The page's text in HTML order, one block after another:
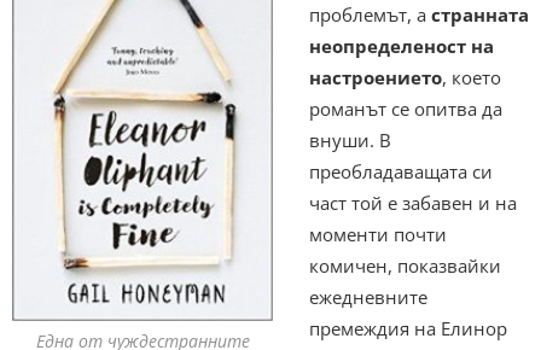
Една от чуждестранните
проблемът, а странната
неопределеност на
настроението, което
романът се опитва да
внуши. В
преобладаващата си
част той е забавен и на
моменти почти
комичен, показвайки
ежедневните
премеждия на Елинор